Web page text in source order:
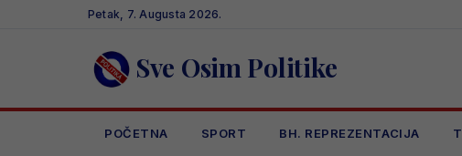
Petak, 7. Augusta 2026.
Sve Osim Politike
POČETNA SPORT BH. REPREZENTACIJA